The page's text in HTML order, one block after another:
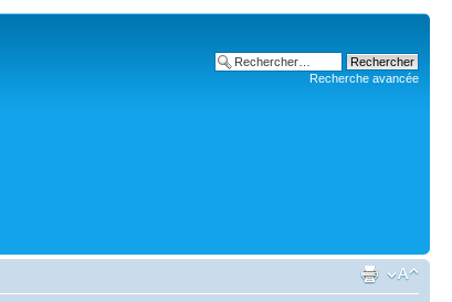
Recherche avancée